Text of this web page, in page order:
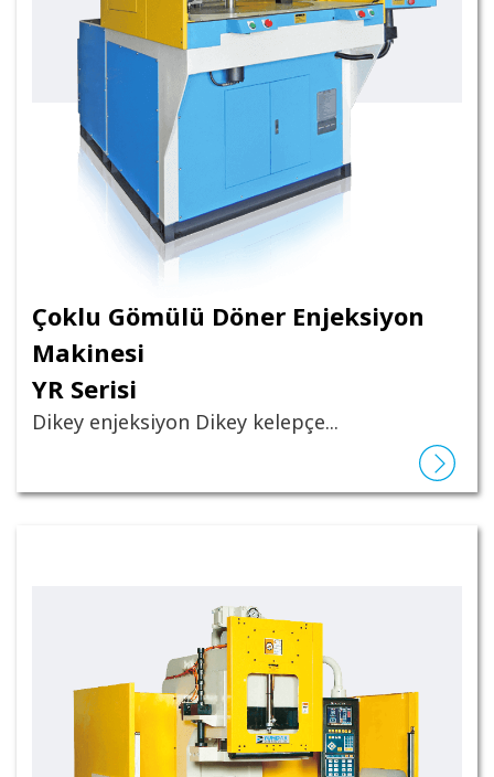
Çoklu Gömülü Döner Enjeksiyon
Makinesi
YR Serisi
Dikey enjeksiyon Dikey kelepçe...